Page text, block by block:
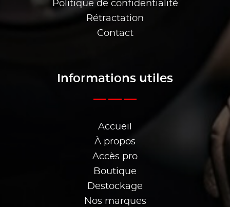
Politique de confidentialité
Rétractation
Contact
Informations utiles
Accueil
À propos
Accès pro
Boutique
Destockage
Nos marques